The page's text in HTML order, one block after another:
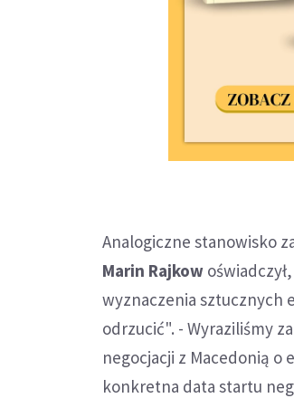
Analogiczne stanowisko
Marin Rajkow
wyznaczenia sztucznych
odrzucić". - Wyraziliśmy
negocjacji z Macedonią o
konkretna data startu